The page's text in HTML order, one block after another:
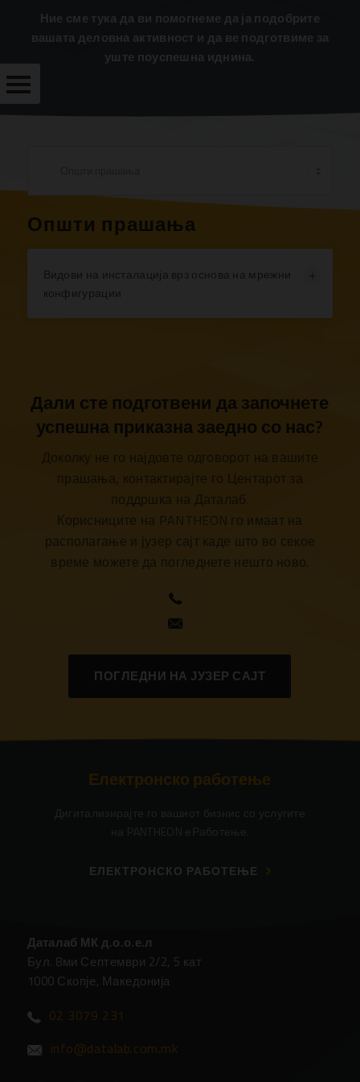
Ние сме тука да ви помогнеме да ја подобрите
вашата деловна активност и да ве подготвиме за
уште поуспешна иднина.
ПРАШАЊА
МАТЕРИЈАЛИ
ПРОЧИТАЈ
Општи прашања
Видови на инсталација врз основа на мрежни
конфигурации
Дали сте подготвени да започнете
успешна приказна заедно со нас?
Доколку не го најдовте одговорот на вашите
прашања, контактирајте го Центарот за
поддршка на Даталаб.
Корисниците на PANTHEON го имаат на
располагање и јузер сајт каде што во секое
време можете да погледнете нешто ново.
ПОГЛЕДНИ НА ЈУЗЕР САЈТ
Електронско работење
Дигитализирајте го вашиот бизнис со услугите
на PANTHEON еРаботење.
ЕЛЕКТРОНСКО РАБОТЕЊЕ
Даталаб МК д.о.о.е.л
Бул. 8ми Септември 2/2, 5 кат
1000 Скопје, Македонија
02 3079 231
info@datalab.com.mk